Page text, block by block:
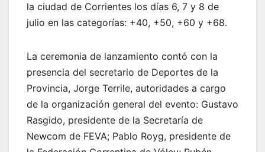
la ciudad de Corrientes los días 6, 7 y 8 de
julio en las categorías: +40, +50, +60 y +68.
La ceremonia de lanzamiento contó con la
presencia del secretario de Deportes de la
Provincia, Jorge Terrile, autoridades a cargo
de la organización general del evento: Gustavo
Rasgido, presidente de la Secretaría de
Newcom de FEVA; Pablo Royg, presidente de